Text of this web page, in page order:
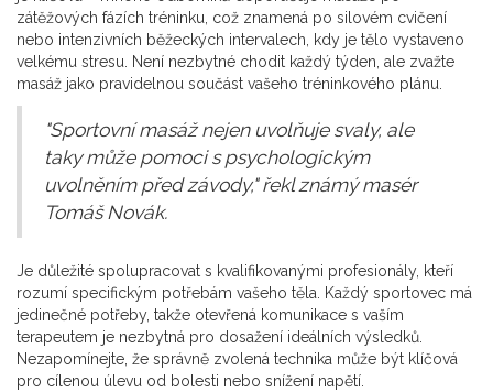
zátěžových fázích tréninku, což znamená po silovém cvičení
nebo intenzivních běžeckých intervalech, kdy je tělo vystaveno
velkému stresu. Není nezbytné chodit každý týden, ale zvažte
masáž jako pravidelnou součást vašeho tréninkového plánu.
"Sportovní masáž nejen uvolňuje svaly, ale
taky může pomoci s psychologickým
uvolněním před závody," řekl známý masér
Tomáš Novák.
Je důležité spolupracovat s kvalifikovanými profesionály, kteří
rozumí specifickým potřebám vašeho těla. Každý sportovec má
jedinečné potřeby, takže otevřená komunikace s vaším
terapeutem je nezbytná pro dosažení ideálních výsledků.
Nezapomínejte, že správně zvolená technika může být klíčová
pro cílenou úlevu od bolesti nebo snížení napětí.